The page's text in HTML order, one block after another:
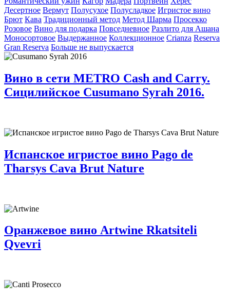
Десертное Вермут Полусухое Полусладкое Игристое вино
Брют Кава Традиционный метод Метод Шарма Просекко
Розовое Вино для подарка Повседневное Разлито для Ашана
Моносортовое Выдержанное Коллекционное Crianza Reserva
Gran Reserva Больше не выпускается
Вино в сети METRO Cash and Carry.
Сицилийское Cusumano Syrah 2016.
Испанское игристое вино Pago de
Tharsys Cava Brut Nature
Оранжевое вино Artwine Rkatsiteli
Qvevri